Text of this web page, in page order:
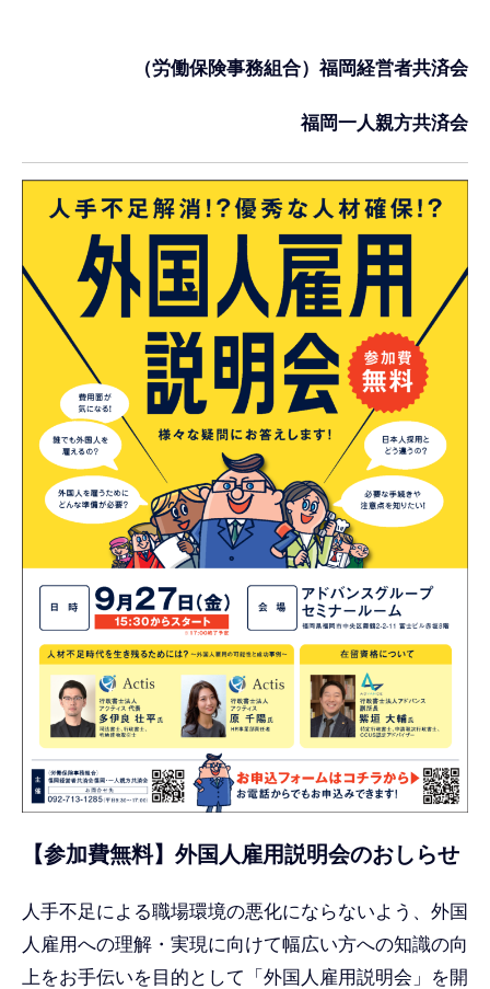
（労働保険事務組合）福岡経営者共済会
福岡一人親方共済会
【参加費無料】外国人雇用説明会のおしらせ
人手不足による職場環境の悪化にならないよう、外国
人雇用への理解・実現に向けて幅広い方への知識の向
上をお手伝いを目的として「外国人雇用説明会」を開